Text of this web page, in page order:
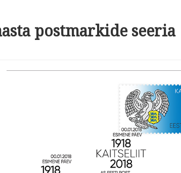
postmarkide seeria